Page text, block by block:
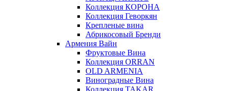
Коллекция КОРОНА
Коллекция Геворкян
Крепленые вина
Абрикосовый Бренди
Армения Вайн
Фруктовые Вина
Коллекция ORRAN
OLD ARMENIA
Виноградные Вина
Коллекция TAKAR